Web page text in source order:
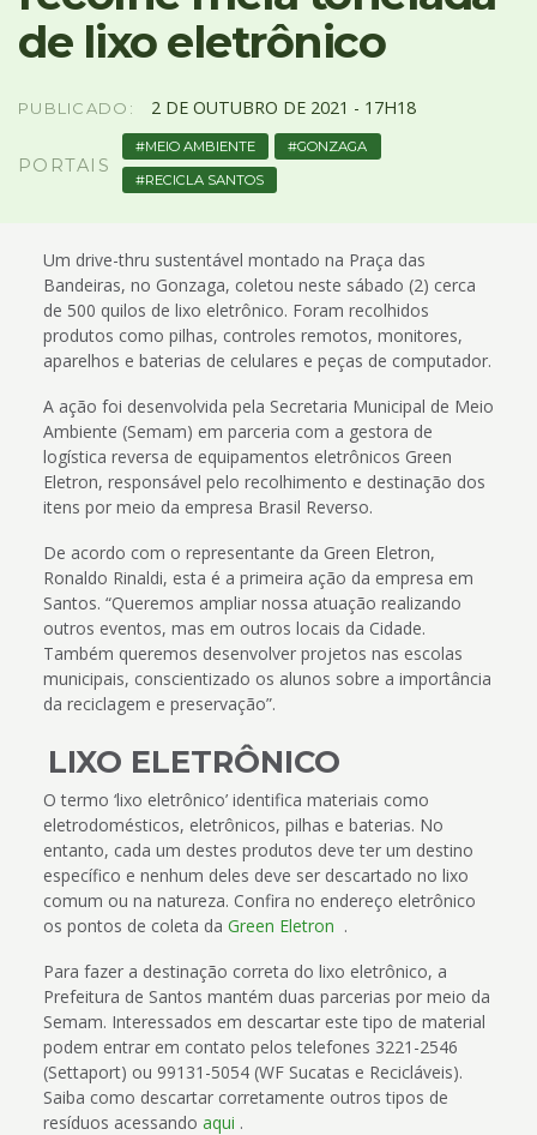
Acessibilidade
de lixo eletrônico
PUBLICADO: 2 DE OUTUBRO DE 2021 - 17H18
PORTAIS
MEIO AMBIENTE
GONZAGA
RECICLA SANTOS
Um drive-thru sustentável montado na Praça das
Bandeiras, no Gonzaga, coletou neste sábado (2) cerca
de 500 quilos de lixo eletrônico. Foram recolhidos
produtos como pilhas, controles remotos, monitores,
aparelhos e baterias de celulares e peças de computador.
A ação foi desenvolvida pela Secretaria Municipal de Meio
Ambiente (Semam) em parceria com a gestora de
logística reversa de equipamentos eletrônicos Green
Eletron, responsável pelo recolhimento e destinação dos
itens por meio da empresa Brasil Reverso.
De acordo com o representante da Green Eletron,
Ronaldo Rinaldi, esta é a primeira ação da empresa em
Santos. “Queremos ampliar nossa atuação realizando
outros eventos, mas em outros locais da Cidade.
Também queremos desenvolver projetos nas escolas
municipais, conscientizado os alunos sobre a importância
da reciclagem e preservação”.
LIXO ELETRÔNICO
O termo ‘lixo eletrônico’ identifica materiais como
eletrodomésticos, eletrônicos, pilhas e baterias. No
entanto, cada um destes produtos deve ter um destino
específico e nenhum deles deve ser descartado no lixo
comum ou na natureza. Confira no endereço eletrônico
os pontos de coleta da Green Eletron .
Para fazer a destinação correta do lixo eletrônico, a
Prefeitura de Santos mantém duas parcerias por meio da
Semam. Interessados em descartar este tipo de material
podem entrar em contato pelos telefones 3221-2546
(Settaport) ou 99131-5054 (WF Sucatas e Recicláveis).
Saiba como descartar corretamente outros tipos de
resíduos acessando aqui .